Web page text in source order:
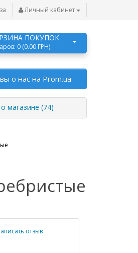
Личный кабинет
ПОКУПОК
0 (0.00 ГРН)
о нас на Prom.ua
магазине (74)
отзыв